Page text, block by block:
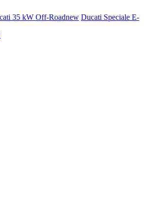
35 kW Off-Roadnew Ducati Speciale E-